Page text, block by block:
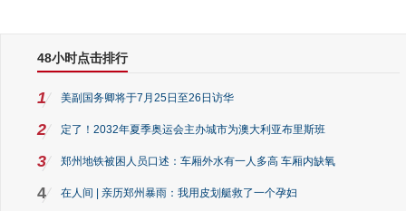
48小时点击排行
1 美副国务卿将于7月25日至26日访华
2 定了！2032年夏季奥运会主办城市为澳大利亚布里斯班
3 郑州地铁被困人员口述：车厢外水有一人多高 车厢内缺氧
4 在人间 | 亲历郑州暴雨：我用皮划艇救了一个孕妇